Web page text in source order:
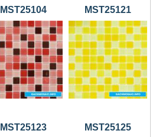
MST25104 MST25121
MST25123 MST25125